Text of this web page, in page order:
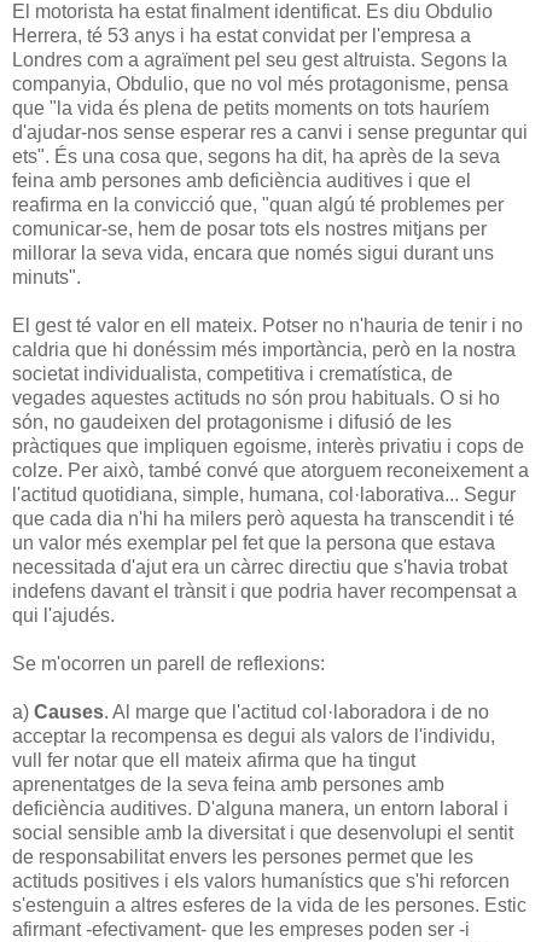
El motorista ha estat finalment identificat. Es diu Obdulio
Herrera, té 53 anys i ha estat convidat per l'empresa a
Londres com a agraïment pel seu gest altruista. Segons la
companyia, Obdulio, que no vol més protagonisme, pensa
que "la vida és plena de petits moments on tots hauríem
d'ajudar-nos sense esperar res a canvi i sense preguntar qui
ets". És una cosa que, segons ha dit, ha après de la seva
feina amb persones amb deficiència auditives i que el
reafirma en la convicció que, "quan algú té problemes per
comunicar-se, hem de posar tots els nostres mitjans per
millorar la seva vida, encara que només sigui durant uns
minuts".
El gest té valor en ell mateix. Potser no n'hauria de tenir i no
caldria que hi donéssim més importància, però en la nostra
societat individualista, competitiva i crematística, de
vegades aquestes actituds no són prou habituals. O si ho
són, no gaudeixen del protagonisme i difusió de les
pràctiques que impliquen egoisme, interès privatiu i cops de
colze. Per això, també convé que atorguem reconeixement a
l'actitud quotidiana, simple, humana, col·laborativa... Segur
que cada dia n'hi ha milers però aquesta ha transcendit i té
un valor més exemplar pel fet que la persona que estava
necessitada d'ajut era un càrrec directiu que s'havia trobat
indefens davant el trànsit i que podria haver recompensat a
qui l'ajudés.
Se m'ocorren un parell de reflexions:
a) Causes. Al marge que l'actitud col·laboradora i de no
acceptar la recompensa es degui als valors de l'individu,
vull fer notar que ell mateix afirma que ha tingut
aprenentatges de la seva feina amb persones amb
deficiència auditives. D'alguna manera, un entorn laboral i
social sensible amb la diversitat i que desenvolupi el sentit
de responsabilitat envers les persones permet que les
actituds positives i els valors humanístics que s'hi reforcen
s'estenguin a altres esferes de la vida de les persones. Estic
afirmant -efectivament- que les empreses poden ser -i